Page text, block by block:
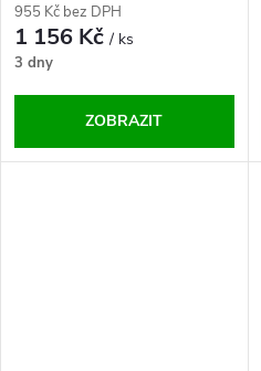
955 Kč bez DPH
1 156 Kč/ ks
3 dny
ZOBRAZIT